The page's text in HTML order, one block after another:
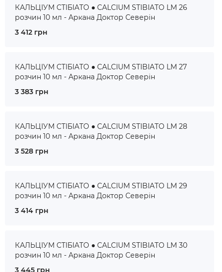
КАЛЬЦІУМ СТІБІАТО ● CALCIUM STIBIATO LM 26
розчин 10 мл - Аркана Доктор Северін
3 412 грн
КАЛЬЦІУМ СТІБІАТО ● CALCIUM STIBIATO LM 27
розчин 10 мл - Аркана Доктор Северін
3 383 грн
КАЛЬЦІУМ СТІБІАТО ● CALCIUM STIBIATO LM 28
розчин 10 мл - Аркана Доктор Северін
3 528 грн
КАЛЬЦІУМ СТІБІАТО ● CALCIUM STIBIATO LM 29
розчин 10 мл - Аркана Доктор Северін
3 414 грн
КАЛЬЦІУМ СТІБІАТО ● CALCIUM STIBIATO LM 30
розчин 10 мл - Аркана Доктор Северін
3 445 грн